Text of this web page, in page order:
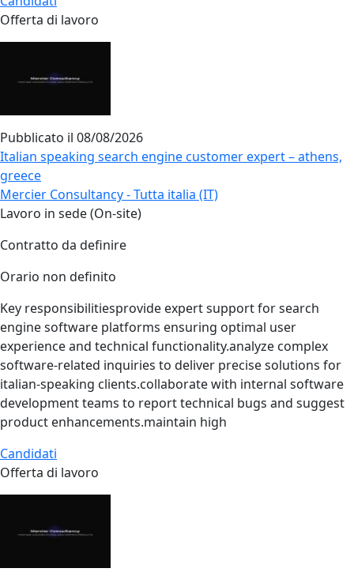
Offerta di lavoro
Pubblicato il 08/08/2026
Italian speaking search engine customer expert – athens,
greece
Mercier Consultancy - Tutta italia (IT)
Lavoro in sede (On-site)
Contratto da definire
Orario non definito
Key responsibilitiesprovide expert support for search
engine software platforms ensuring optimal user
experience and technical functionality.analyze complex
software‑related inquiries to deliver precise solutions for
italian‑speaking clients.collaborate with internal software
development teams to report technical bugs and suggest
product enhancements.maintain high
Candidati
Offerta di lavoro